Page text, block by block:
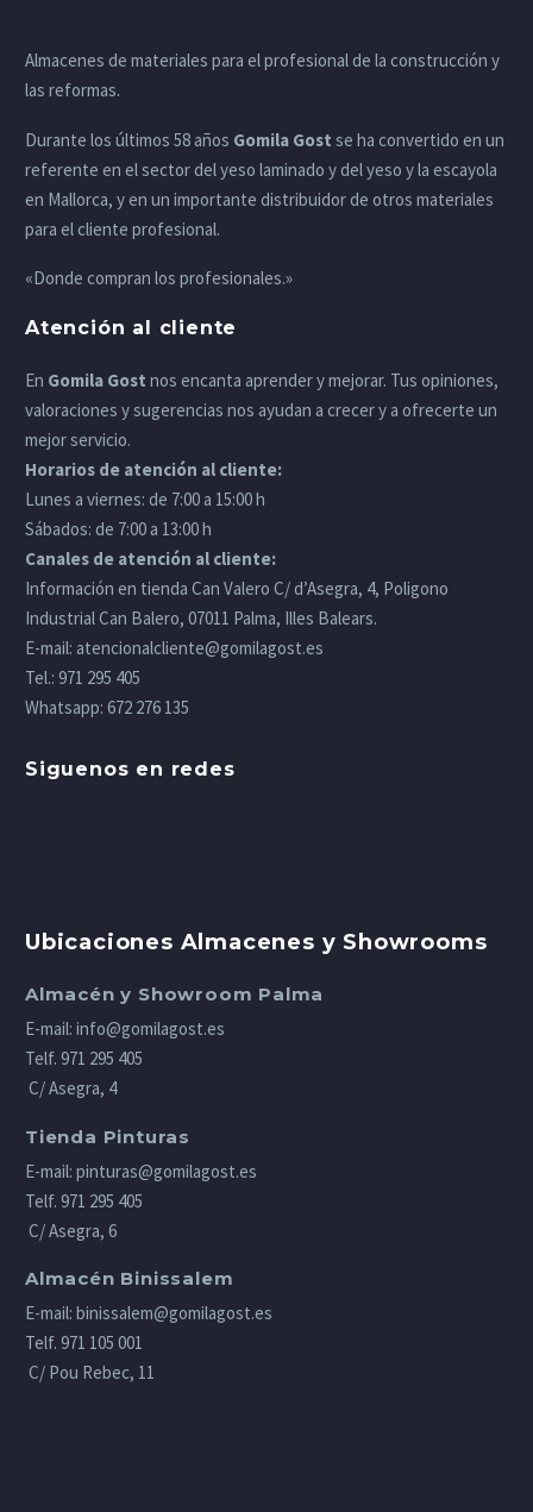
Almacenes de materiales para el profesional de la construcción y
las reformas.
Durante los últimos 58 años Gomila Gost se ha convertido en un
referente en el sector del yeso laminado y del yeso y la escayola
en Mallorca, y en un importante distribuidor de otros materiales
para el cliente profesional.
«Donde compran los profesionales.»
Atención al cliente
En Gomila Gost nos encanta aprender y mejorar. Tus opiniones,
valoraciones y sugerencias nos ayudan a crecer y a ofrecerte un
mejor servicio.
Horarios de atención al cliente:
Lunes a viernes: de 7:00 a 15:00 h
Sábados: de 7:00 a 13:00 h
Canales de atención al cliente:
Información en tienda Can Valero C/ d’Asegra, 4, Poligono
Industrial Can Balero, 07011 Palma, Illes Balears.
E-mail: atencionalcliente@gomilagost.es
Tel.: 971 295 405
Whatsapp: 672 276 135
Siguenos en redes
Ubicaciones Almacenes y Showrooms
Almacén y Showroom Palma
E-mail: info@gomilagost.es
Telf. 971 295 405
C/ Asegra, 4
Tienda Pinturas
E-mail: pinturas@gomilagost.es
Telf. 971 295 405
C/ Asegra, 6
Almacén Binissalem
E-mail: binissalem@gomilagost.es
Telf. 971 105 001
C/ Pou Rebec, 11